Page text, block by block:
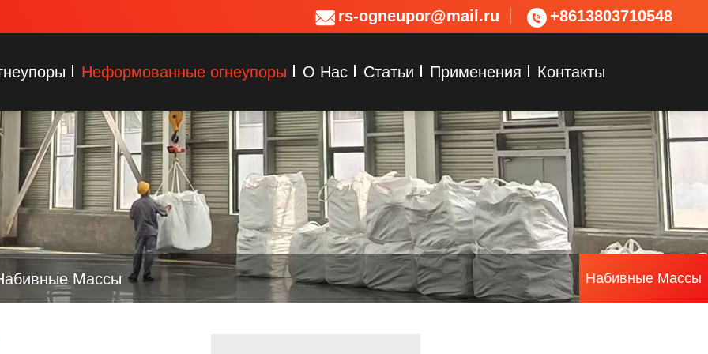
rs-ogneupor@mail.ru +8613803710548
Неформованные огнеупоры О Нас Статьи Применения Контакты
Массы Набивные Массы